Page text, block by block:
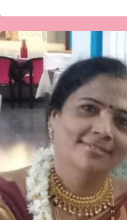
ಇವನೇ
ನೋಡವ್ವ
ನನ್ನವನು,
ಜಯಶ್ರೀ.ಭ.ಭಂಡಾರಿ.